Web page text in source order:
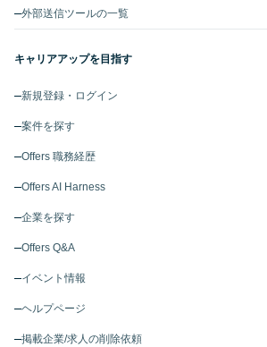
外部送信ツールの一覧
キャリアアップを目指す
新規登録・ログイン
案件を探す
Offers 職務経歴
Offers AI Harness
企業を探す
Offers Q&A
イベント情報
ヘルプページ
掲載企業/求人の削除依頼